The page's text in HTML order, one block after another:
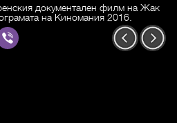
документален филм на Жак
на Киномания 2016.